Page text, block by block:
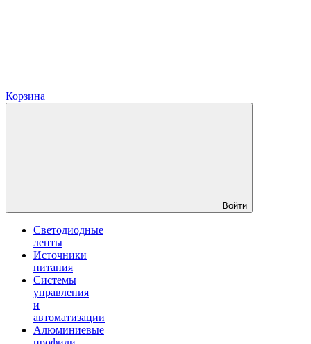
Корзина
Войти
Светодиодные
ленты
Источники
питания
Системы
управления
и
автоматизации
Алюминиевые